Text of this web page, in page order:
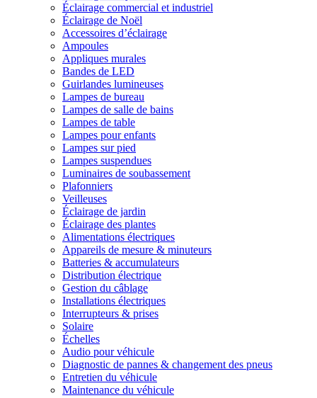
Éclairage commercial et industriel
Éclairage de Noël
Accessoires d’éclairage
Ampoules
Appliques murales
Bandes de LED
Guirlandes lumineuses
Lampes de bureau
Lampes de salle de bains
Lampes de table
Lampes pour enfants
Lampes sur pied
Lampes suspendues
Luminaires de soubassement
Plafonniers
Veilleuses
Éclairage de jardin
Éclairage des plantes
Alimentations électriques
Appareils de mesure & minuteurs
Batteries & accumulateurs
Distribution électrique
Gestion du câblage
Installations électriques
Interrupteurs & prises
Solaire
Échelles
Audio pour véhicule
Diagnostic de pannes & changement des pneus
Entretien du véhicule
Maintenance du véhicule